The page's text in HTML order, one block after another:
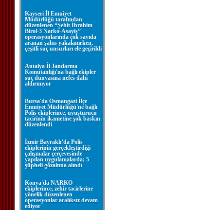
Kayseri İl Emniyet
Müdürlüğü tarafından
düzenlenen “Şehit İbrahim
Birol-3 Narko-Asayiş”
operasyonlarında çok sayıda
aranan şahıs yakalanırken,
çeşitli suç unsurları ele geçirildi
Antalya İl Jandarma
Komutanlığı'na bağlı ekipler
suç dünyasına nefes dahi
aldırmıyor
Bursa'da Osmangazi İlçe
Emniyet Müdürlüğü'ne bağlı
Polis ekiplerince, uyuşturucu
tacirinin ikametine şok baskın
düzenlendi
İzmir Bayraklı’da Polis
ekiplerinin gerçekleştirdiği
çalışmalar çerçevesinde
yapılan uygulamalarda; 5
şüpheli gözaltına alındı
Konya'da NARKO
ekiplerince, zehir tacirlerine
yönelik düzenlenen
operasyonlar aralıksız devam
ediyor